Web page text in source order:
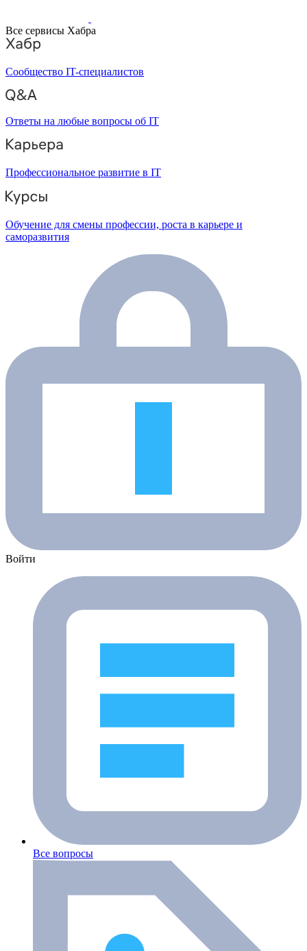
Все сервисы Хабра
Сообщество IT-специалистов
Ответы на любые вопросы об IT
Профессиональное развитие в IT
Обучение для смены профессии, роста в карьере и
саморазвития
Войти
Все вопросы